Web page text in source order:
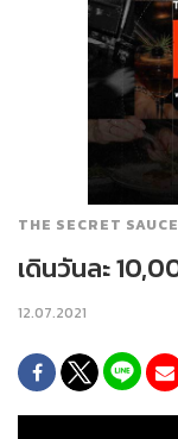
THE SECRET
เดินวันละ
12.07.2021